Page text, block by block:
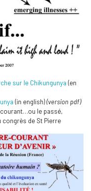
sur le Chikungunya (en
(in english)(version pdf)
le passé,
congrès de St Pierre